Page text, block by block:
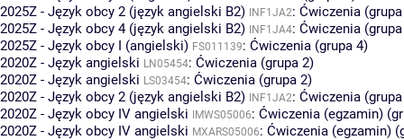
2025Z - Język obcy 2 (język angielski B2) INF1JA2: Ćwiczenia
2025Z - Język obcy 4 (język angielski B2) INF1JA4: Ćwiczenia
2025Z - Język obcy I (angielski) FS011139: Ćwiczenia (grupa 4)
2020Z - Język angielski LN05454: Ćwiczenia (grupa 2)
2020Z - Język angielski LS03454: Ćwiczenia (grupa 2)
2020Z - Język obcy 2 (język angielski B2) INF1JA2: Ćwiczenia
2020Z - Język obcy IV angielski IMWS05006: Ćwiczenia (egzamin)
2020Z - Język obcy IV angielski MXARS05006: Ćwiczenia (egzamin)